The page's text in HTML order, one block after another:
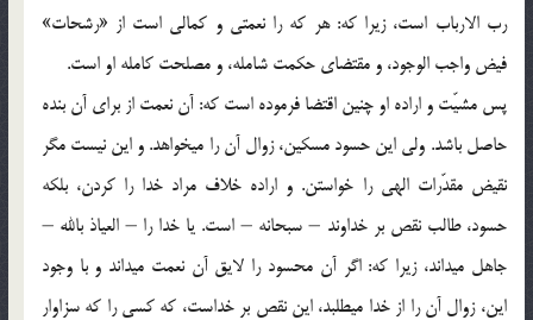
رب الارباب است، زيرا كه: هر كه را نعمتي و كمالي است از «رشحات»
فيض واجب الوجود، و مقتضاي حكمت شامله، و مصلحت كامله او است.
پس مشيّت و اراده او چنين اقتضا فرموده است كه: آن نعمت از براي آن بنده
حاصل باشد. ولي اين حسود مسكين، زوال آن را مي‏خواهد. و اين نيست مگر
نقيض مقدّرات الهي را خواستن. و اراده خلاف مراد خدا را كردن، بلكه
حسود، طالب نقص بر خداوند – سبحانه – است. يا خدا را – العياذ بالله –
جاهل مي‏داند، زيرا كه: اگر آن محسود را لايق آن نعمت مي‏داند و با وجود
اين، زوال آن را از خدا مي‏طلبد، اين نقص بر خداست، كه كسي را كه سزاوار